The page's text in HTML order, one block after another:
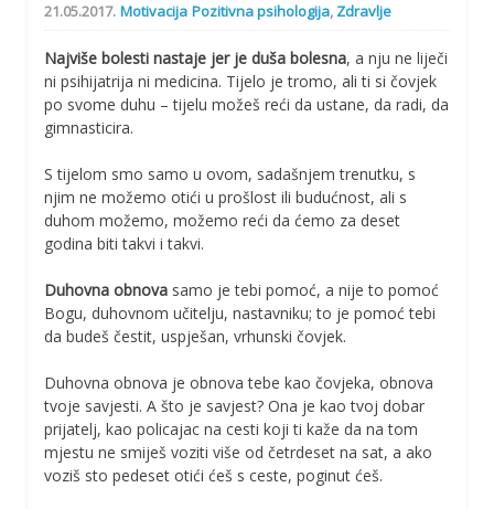
21.05.2017. Motivacija Pozitivna psihologija, Zdravlje
Najviše bolesti nastaje jer je duša bolesna, a nju ne liječi
ni psihijatrija ni medicina. Tijelo je tromo, ali ti si čovjek
po svome duhu – tijelu možeš reći da ustane, da radi, da
gimnasticira.
S tijelom smo samo u ovom, sadašnjem trenutku, s
njim ne možemo otići u prošlost ili budućnost, ali s
duhom možemo, možemo reći da ćemo za deset
godina biti takvi i takvi.
Duhovna obnova samo je tebi pomoć, a nije to pomoć
Bogu, duhovnom učitelju, nastavniku; to je pomoć tebi
da budeš čestit, uspješan, vrhunski čovjek.
Duhovna obnova je obnova tebe kao čovjeka, obnova
tvoje savjesti. A što je savjest? Ona je kao tvoj dobar
prijatelj, kao policajac na cesti koji ti kaže da na tom
mjestu ne smiješ voziti više od četrdeset na sat, a ako
voziš sto pedeset otići ćeš s ceste, poginut ćeš.